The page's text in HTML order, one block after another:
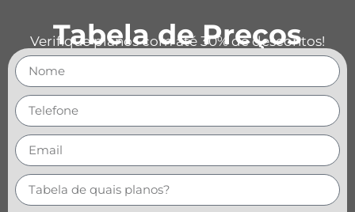
Tabela de Preços
Verifique planos com até 30% de descontos!